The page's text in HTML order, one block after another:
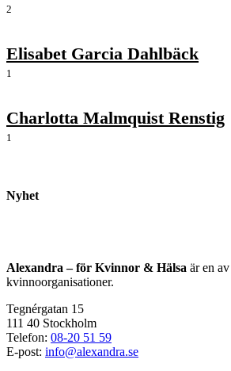
2
Elisabet Garcia Dahlbäck
1
Charlotta Malmquist Renstig
1
Nyhet
Alexandra – för Kvinnor & Hälsa är en
kvinnoorganisationer.
Tegnérgatan 15
111 40 Stockholm
Telefon: 08-20 51 59
E-post: info@alexandra.se